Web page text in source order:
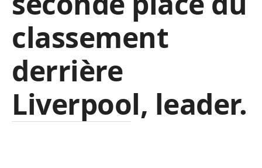
classement
derrière
Liverpool, leader.